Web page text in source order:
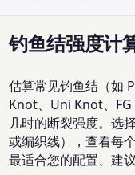
钓鱼结强度计
估算常见钓鱼结（如
Knot、Uni Knot、
几时的断裂强度。选
或编织线），查看每
最适合您的配置、建